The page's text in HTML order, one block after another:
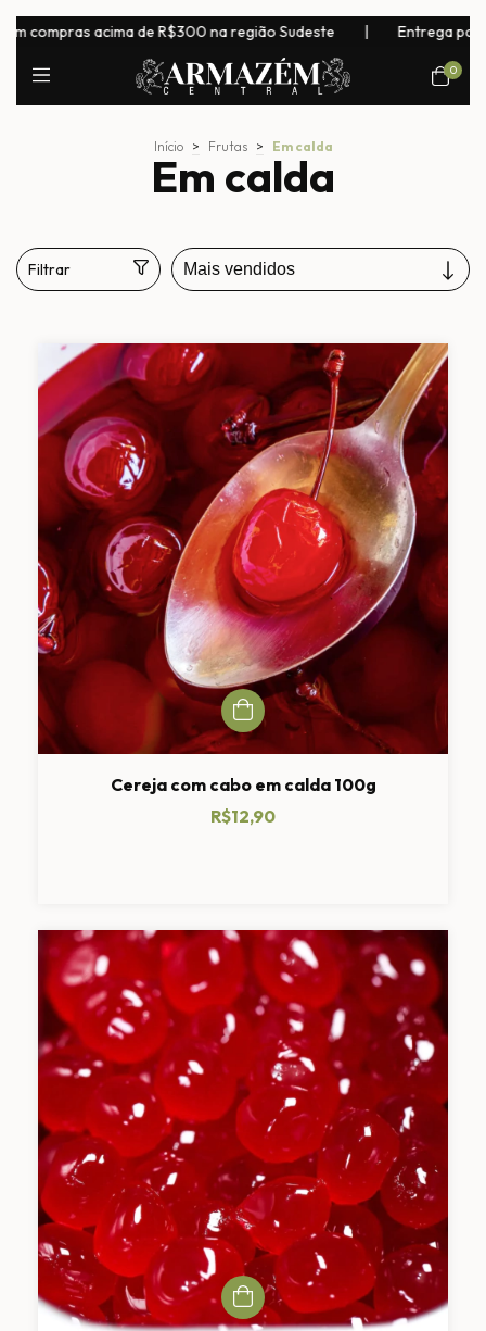
compras acima de R$300 na região Sudeste Entrega para
0
Início > Frutas > Em calda
Em calda
Filtrar
Cereja com cabo em calda 100g
R$12,90